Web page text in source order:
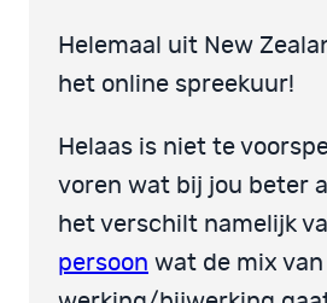
Helemaal uit New
het online spreekuur!
Helaas is niet te
voren wat bij jou beter
het verschilt namelijk
persoon wat de mix van